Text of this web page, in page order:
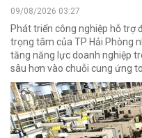
09/08/2026 03:27
Phát triển công nghiệp hỗ
trọng tâm của TP Hải Phòng
tăng năng lực doanh nghiệp
sâu hơn vào chuỗi cung ứng